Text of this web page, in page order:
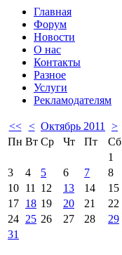
Главная
Форум
Новости
О нас
Контакты
Разное
Услуги
Рекламодателям
<< < Октябрь 2011 >
Пн Вт Ср Чт Пт Сб
1
3
4 5 6 7 8
10 11 12 13 14 15
17 18 19 20 21 22
24 25 26 27 28 29
31